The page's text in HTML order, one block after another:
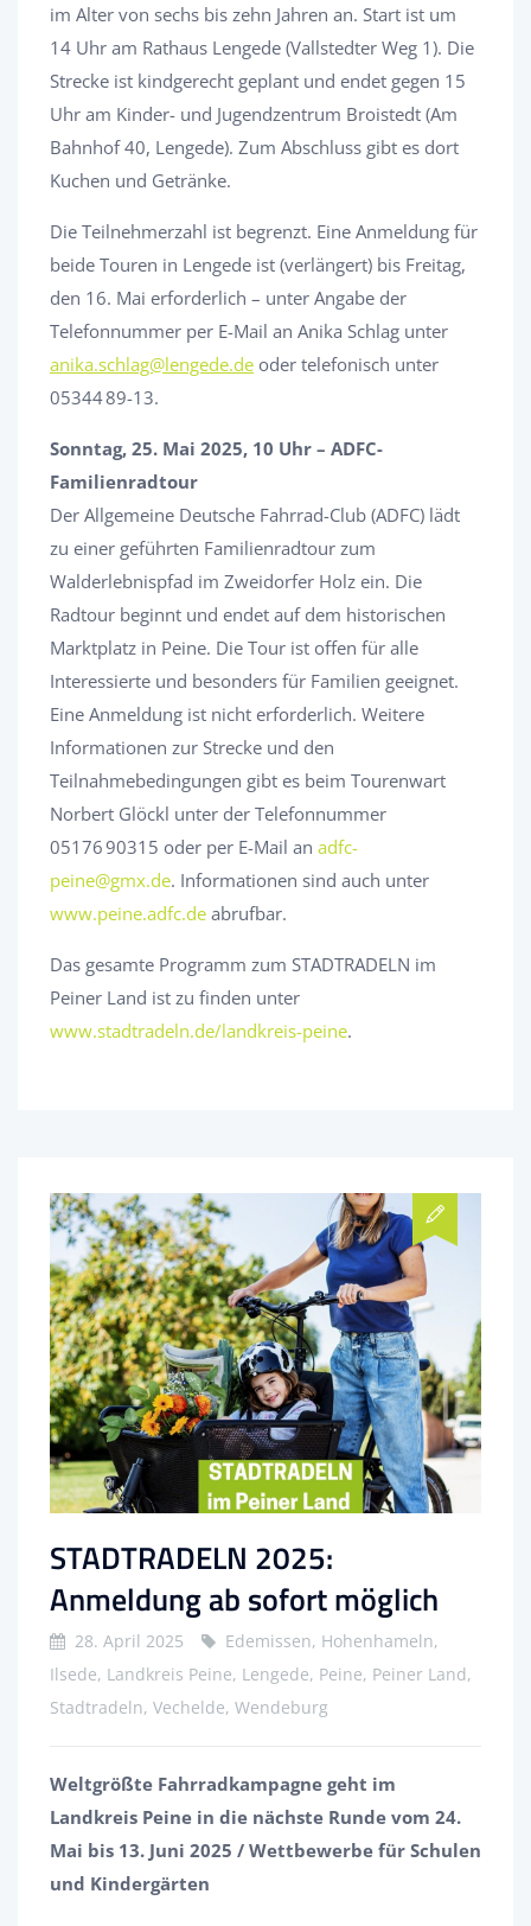
im Alter von sechs bis zehn Jahren an. Start ist um
14 Uhr am Rathaus Lengede (Vallstedter Weg 1). Die
Strecke ist kindgerecht geplant und endet gegen 15
Uhr am Kinder- und Jugendzentrum Broistedt (Am
Bahnhof 40, Lengede). Zum Abschluss gibt es dort
Kuchen und Getränke.
Die Teilnehmerzahl ist begrenzt. Eine Anmeldung für
beide Touren in Lengede ist (verlängert) bis Freitag,
den 16. Mai erforderlich – unter Angabe der
Telefonnummer per E-Mail an Anika Schlag unter
anika.schlag@lengede.de oder telefonisch unter
05344 89-13.
Sonntag, 25. Mai 2025, 10 Uhr – ADFC-
Familienradtour
Der Allgemeine Deutsche Fahrrad-Club (ADFC) lädt
zu einer geführten Familienradtour zum
Walderlebnispfad im Zweidorfer Holz ein. Die
Radtour beginnt und endet auf dem historischen
Marktplatz in Peine. Die Tour ist offen für alle
Interessierte und besonders für Familien geeignet.
Eine Anmeldung ist nicht erforderlich. Weitere
Informationen zur Strecke und den
Teilnahmebedingungen gibt es beim Tourenwart
Norbert Glöckl unter der Telefonnummer
05176 90315 oder per E-Mail an adfc-
peine@gmx.de. Informationen sind auch unter
www.peine.adfc.de abrufbar.
Das gesamte Programm zum STADTRADELN im
Peiner Land ist zu finden unter
www.stadtradeln.de/landkreis-peine.
STADTRADELN 2025:
Anmeldung ab sofort möglich
28. April 2025
Edemissen, Hohenhameln,
Ilsede, Landkreis Peine, Lengede, Peine, Peiner Land,
Stadtradeln, Vechelde, Wendeburg
Weltgrößte Fahrradkampagne geht im
Landkreis Peine in die nächste Runde vom 24.
Mai bis 13. Juni 2025 / Wettbewerbe für Schulen
und Kindergärten